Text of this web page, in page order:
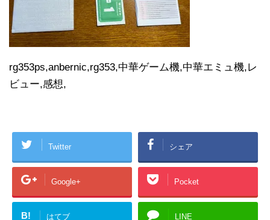
rg353ps,anbernic,rg353,中華ゲーム機,中華エミュ機,レ
ビュー,感想,
Twitter シェア
Google+ Pocket
B! はてブ LINE